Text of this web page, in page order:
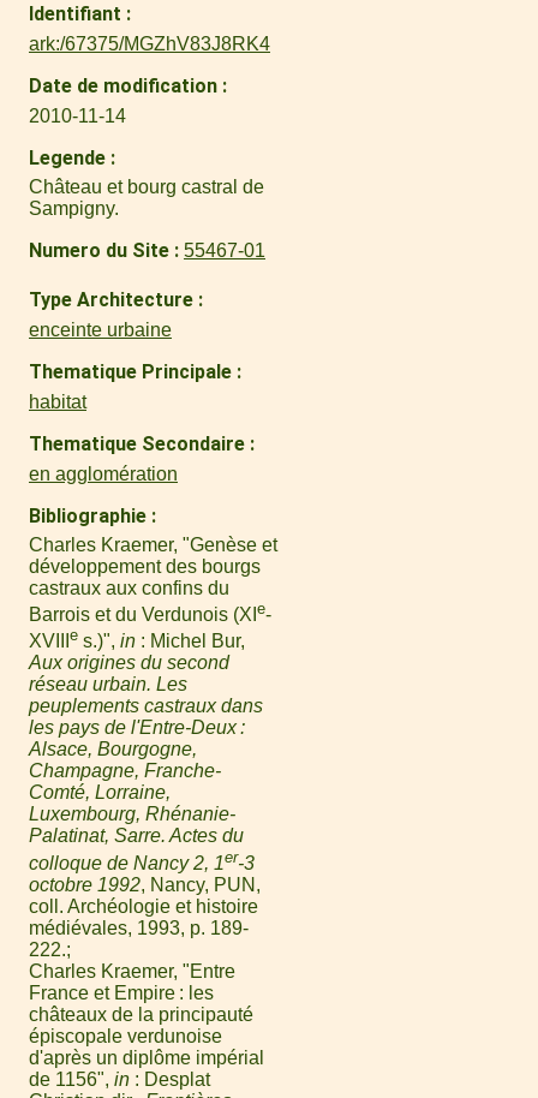
Identifiant
ark:/67375/MGZhV83J8RK4
Date de modification
2010-11-14
Legende
Château et bourg castral de
Sampigny.
Numero du Site 55467-01
Type Architecture
enceinte urbaine
Thematique Principale
habitat
Thematique Secondaire
en agglomération
Bibliographie
Charles Kraemer, "Genèse et
développement des bourgs
castraux aux confins du
Barrois et du Verdunois (XI e-
XVIII e s.)", in : Michel Bur,
Aux origines du second
réseau urbain. Les
peuplements castraux dans
les pays de l'Entre-Deux :
Alsace, Bourgogne,
Champagne, Franche-
Comté, Lorraine,
Luxembourg, Rhénanie-
Palatinat, Sarre. Actes du
colloque de Nancy 2, 1er-3
octobre 1992, Nancy, PUN,
coll. Archéologie et histoire
médiévales, 1993, p. 189-
222.
Charles Kraemer, "Entre
France et Empire : les
châteaux de la principauté
épiscopale verdunoise
d'après un diplôme impérial
de 1156", in : Desplat